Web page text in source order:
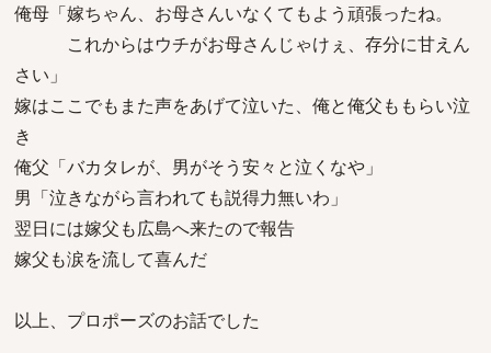
俺母「嫁ちゃん、お母さんいなくてもよう頑張ったね。
これからはウチがお母さんじゃけぇ、存分に甘えん
さい」
嫁はここでもまた声をあげて泣いた、俺と俺父ももらい泣
き
俺父「バカタレが、男がそう安々と泣くなや」
男「泣きながら言われても説得力無いわ」
翌日には嫁父も広島へ来たので報告
嫁父も涙を流して喜んだ
以上、プロポーズのお話でした